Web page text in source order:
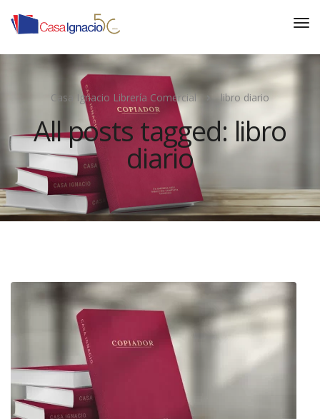
Casa Ignacio Librería Comercial libro diario
All posts tagged: libro
diario